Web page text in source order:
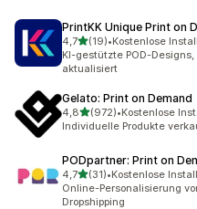
PrintKK Unique Print on
4,7von 5 Sternen
(19)
19 Rezensionen insgesamt
•Kostenlose
KI-gestützte POD-
aktualisiert
Gelato: Print on Demand
4,8von 5 Sternen
(972)
972 Rezensionen
•Kostenlose
Individuelle Produkte
PODpartner: Print on
4,7von 5 Sternen
(31)
31 Rezensionen insgesamt
•Kostenlose
Online-Personalisierung
Dropshipping